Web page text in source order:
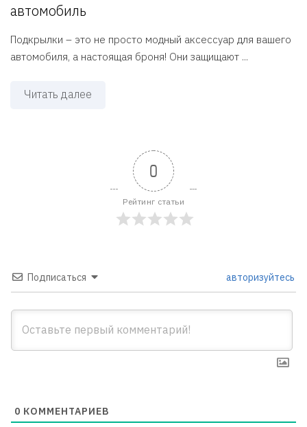
автомобиль
Подкрылки – это не просто модный аксессуар для вашего
автомобиля, а настоящая броня! Они защищают ...
Читать далее
0
Рейтинг статьи
Подписаться авторизуйтесь
0 КОММЕНТАРИЕВ